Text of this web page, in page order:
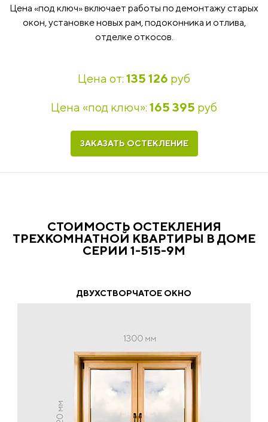
Цена «под ключ» включает работы по демонтажу старых
окон, установке новых рам, подоконника и отлива,
отделке откосов.
Цена от: 135 126 руб
Цена «под ключ»: 165 395 руб
ЗАКАЗАТЬ ОСТЕКЛЕНИЕ
СТОИМОСТЬ ОСТЕКЛЕНИЯ
ТРЕХКОМНАТНОЙ КВАРТИРЫ В ДОМЕ
СЕРИИ 1-515-9М
ДВУХСТВОРЧАТОЕ ОКНО